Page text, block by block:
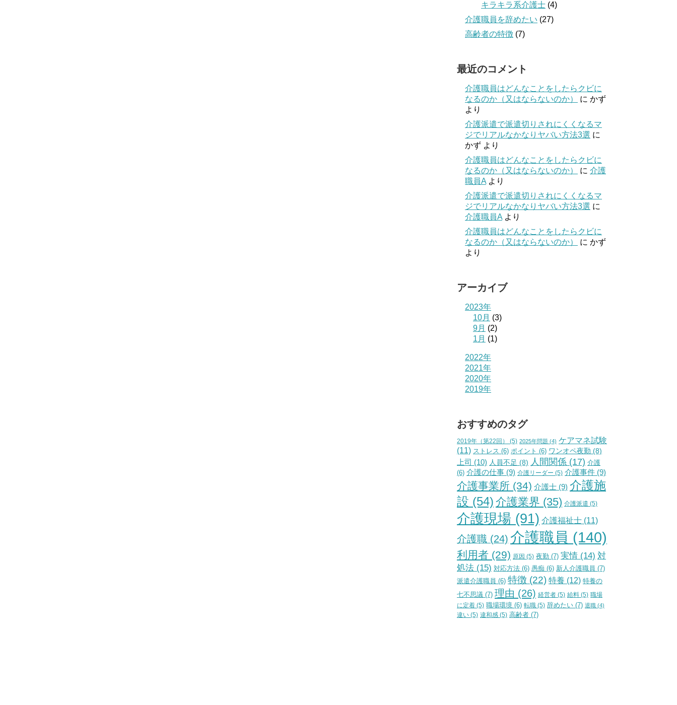
キラキラ系介護士 (4)
介護職員を辞めたい (27)
高齢者の特徴 (7)
最近のコメント
介護職員はどんなことをしたらクビに
なるのか（又はならないのか）
に かず
より
介護派遣で派遣切りされにくくなるマ
ジでリアルなかなりヤバい方法3選 に
かず より
介護職員はどんなことをしたらクビに
なるのか（又はならないのか）
に 介護
職員A より
介護派遣で派遣切りされにくくなるマ
ジでリアルなかなりヤバい方法3選 に
介護職員A より
介護職員はどんなことをしたらクビに
なるのか（又はならないのか）
に かず
より
アーカイブ
2023年
10月 (3)
9月 (2)
1月 (1)
2022年
2021年
2020年
2019年
おすすめのタグ
2019年（第22回） (5) 2025年問題 (4) ケアマネ試験
(11) ストレス (6) ポイント (6) ワンオペ夜勤 (8)
上司 (10) 人員不足 (8) 人間関係 (17) 介護
(6) 介護の仕事 (9) 介護リーダー (5) 介護事件 (9)
介護事業所 (34) 介護士 (9) 介護施
設 (54) 介護業界 (35) 介護派遣 (5)
介護現場 (91) 介護福祉士 (11)
介護職 (24) 介護職員 (140)
利用者 (29) 原因 (5) 夜勤 (7) 実情 (14) 対
処法 (15) 対応方法 (6) 愚痴 (6) 新人介護職員 (7)
派遣介護職員 (6) 特徴 (22) 特養 (12) 特養の
七不思議 (7) 理由 (26) 経営者 (5) 給料 (5) 職場
に定着 (5) 職場環境 (6) 転職 (5) 辞めたい (7) 退職 (4)
違い (5) 違和感 (5) 高齢者 (7)